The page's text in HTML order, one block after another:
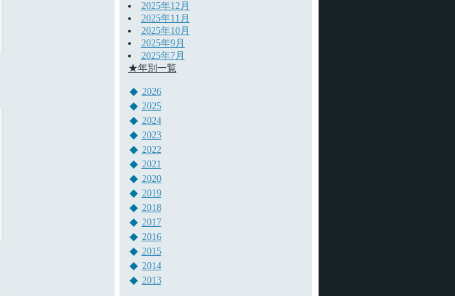
2025年12月
2025年11月
2025年10月
2025年9月
2025年7月
★年別一覧
2026
2025
2024
2023
2022
2021
2020
2019
2018
2017
2016
2015
2014
2013